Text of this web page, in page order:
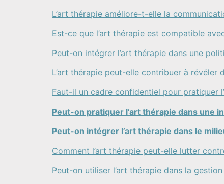
L’art thérapie améliore-t-elle la
Est-ce que l’art thérapie est compatible
Peut-on intégrer l’art thérapie dans une
L’art thérapie peut-elle contribuer à révéler
Faut-il un cadre confidentiel pour pratiquer
Peut-on pratiquer l’art thérapie dans une
Peut-on intégrer l’art thérapie dans le
Comment l’art thérapie peut-elle lutter
Peut-on utiliser l’art thérapie dans la